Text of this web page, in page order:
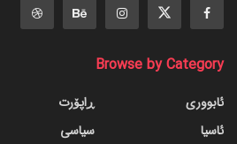
Browse by Category
ئابووری
ئاسیا
ڕاپۆرت
سیاسی